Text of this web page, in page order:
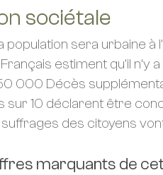
sociétale
population sera urbaine à
estiment qu’il n’y
000 Décès
sur 10 déclarent être
des citoyens
marquants de